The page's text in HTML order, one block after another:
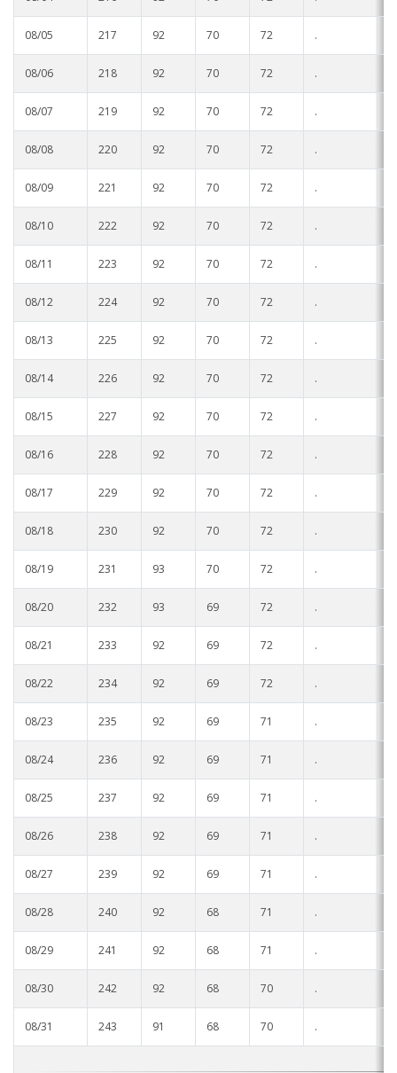
08/05 217 92 70 72 .
08/06 218 92 70 72 .
08/07 219 92 70 72 .
08/08 220 92 70 72 .
08/09 221 92 70 72 .
08/10 222 92 70 72 .
08/11 223 92 70 72 .
08/12 224 92 70 72 .
08/13 225 92 70 72 .
08/14 226 92 70 72 .
08/15 227 92 70 72 .
08/16 228 92 70 72 .
08/17 229 92 70 72 .
08/18 230 92 70 72 .
08/19 231 93 70 72 .
08/20 232 93 69 72 .
08/21 233 92 69 72 .
08/22 234 92 69 72 .
08/23 235 92 69 71 .
08/24 236 92 69 71 .
08/25 237 92 69 71 .
08/26 238 92 69 71 .
08/27 239 92 69 71 .
08/28 240 92 68 71 .
08/29 241 92 68 71 .
08/30 242 92 68 70 .
08/31 243 91 68 70 .